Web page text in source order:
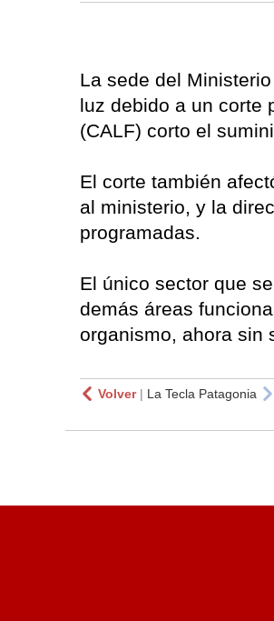
La sede del
luz debido a un corte
(CALF) corto el
El corte también
al ministerio, y la
programadas.
El único sector que
demás áreas
organismo, ahora sin
Volver| La Tecla Patagonia